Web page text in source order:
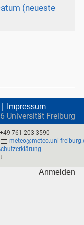
(neueste
Impressum
Universität Freiburg
+49 761 203 3590
meteo@meteo.uni-
Anmelden